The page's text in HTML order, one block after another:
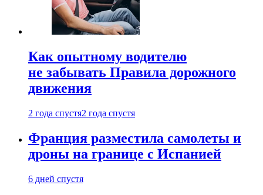
Как опытному водителю
не забывать Правила дорожного
движения
2 года спустя2 года спустя
Франция разместила самолеты и
дроны на границе с Испанией
6 дней спустя